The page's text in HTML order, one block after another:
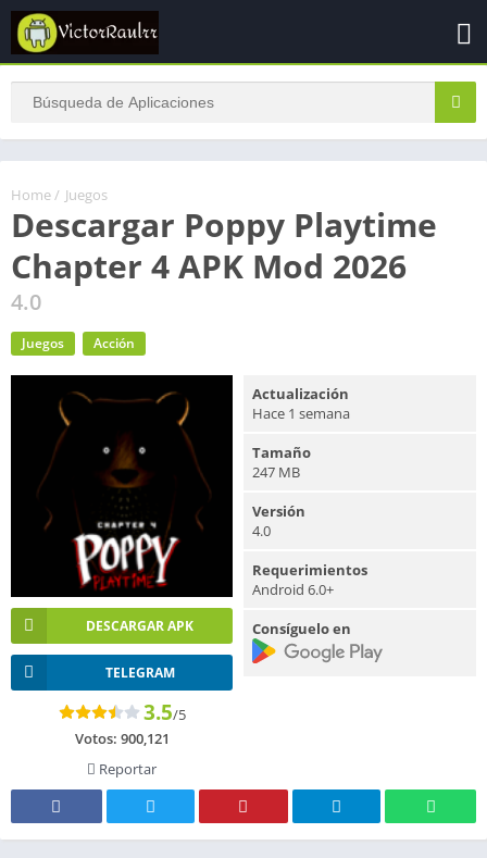
Home / Juegos
Descargar Poppy Playtime
Chapter 4 APK Mod 2026
4.0
Juegos Acción
DESCARGAR APK
TELEGRAM
3.5/5
Votos: 900,121
Reportar
Actualización
Hace 1 semana
Tamaño
247 MB
Versión
4.0
Requerimientos
Android 6.0+
Consíguelo en